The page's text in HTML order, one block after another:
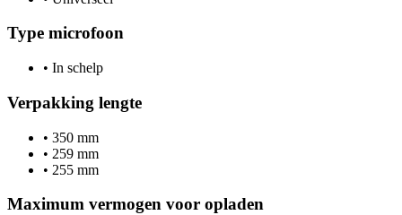
Type microfoon
• In schelp
Verpakking lengte
• 350 mm
• 259 mm
• 255 mm
Maximum vermogen voor opladen